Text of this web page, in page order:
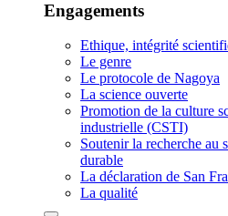
Engagements
Ethique, intégrité
Le genre
Le protocole de Nagoya
La science ouverte
Promotion de la culture
industrielle (CSTI)
Soutenir la recherche au
durable
La déclaration de San
La qualité